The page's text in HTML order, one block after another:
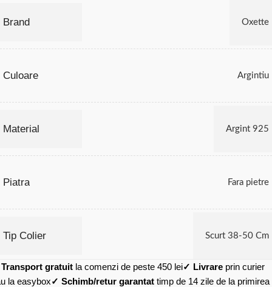
Brand Oxette
Culoare Argintiu
Material Argint 925
Piatra Fara pietre
Tip Colier Scurt 38-50 Cm
Transport gratuit la comenzi de peste 450 lei✓ Livrare prin curier
la easybox✓ Schimb/retur garantat timp de 14 zile de la primirea